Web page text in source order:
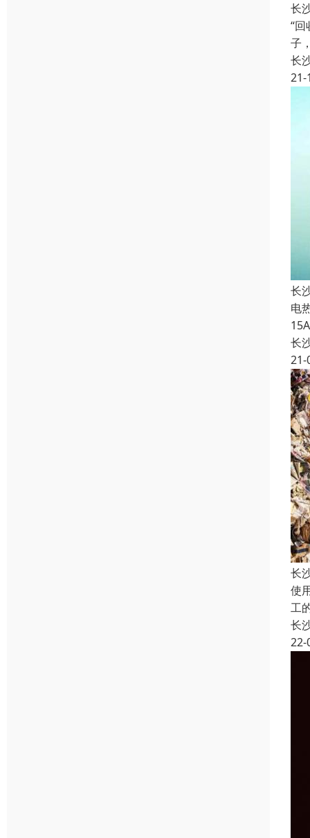
长
“
子
长
21-
长
电
长
21-
长
使
工
长
22-